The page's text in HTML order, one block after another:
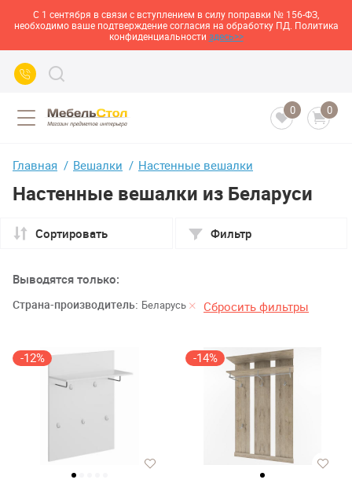
С 1 сентября в связи с вступлением в силу поправки № 156-ФЗ,
необходимо ваше подтверждение согласия на обработку ПД. Политика
конфиденциальности здесь>>
0 0
Главная Вешалки Настенные вешалки
Настенные вешалки из Беларуси
Сортировать Фильтр
Выводятся только:
Страна-производитель: Беларусь Сбросить фильтры
-12% -14%